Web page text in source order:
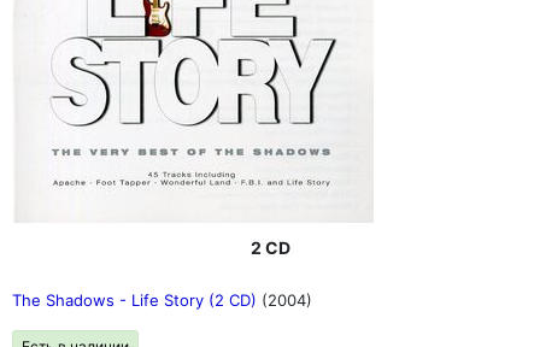
2 CD
The Shadows - Life Story (2 CD) (2004)